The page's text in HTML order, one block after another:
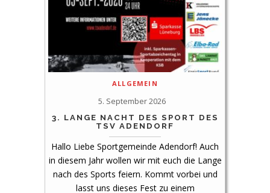
ALLGEMEIN
5. September 2026
3. LANGE NACHT DES SPORT DES
TSV ADENDORF
Hallo Liebe Sportgemeinde Adendorf! Auch
in diesem Jahr wollen wir mit euch die Lange
nach des Sports feiern. Kommt vorbei und
lasst uns dieses Fest zu einem